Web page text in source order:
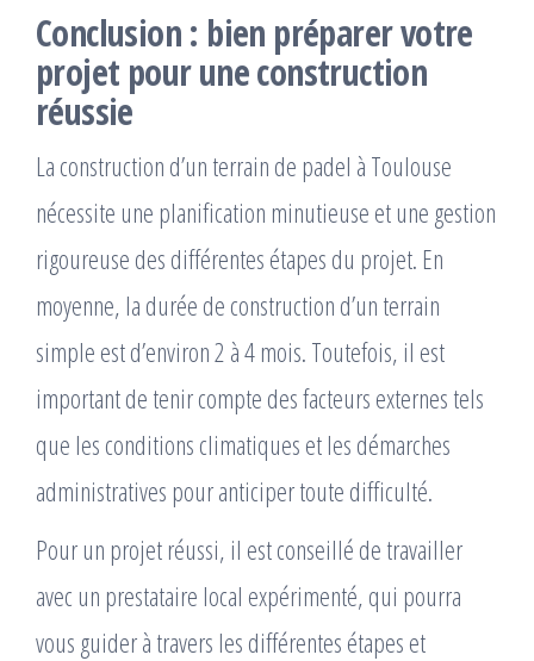
Conclusion : bien préparer votre
projet pour une construction
réussie
La construction d’un terrain de padel à Toulouse
nécessite une planification minutieuse et une gestion
rigoureuse des différentes étapes du projet. En
moyenne, la durée de construction d’un terrain
simple est d’environ 2 à 4 mois. Toutefois, il est
important de tenir compte des facteurs externes tels
que les conditions climatiques et les démarches
administratives pour anticiper toute difficulté.
Pour un projet réussi, il est conseillé de travailler
avec un prestataire local expérimenté, qui pourra
vous guider à travers les différentes étapes et